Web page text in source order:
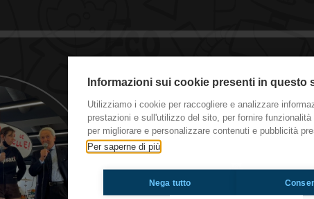
#Milano Ganassini
bilancio di sostenibilità!
Bella rega, siamo stati a Milano
ambientale e sociale. Nella
Domenico Ganassini e con il
per un'azienda essere
manager della divisione health
Informazioni sui cookie presenti in questo
Utilizziamo i cookie per raccogliere e analizzare
prestazioni e sull'utilizzo del sito, per fornire
per migliorare e personalizzare contenuti e pubblicità
Per saperne di più
Nega tutto